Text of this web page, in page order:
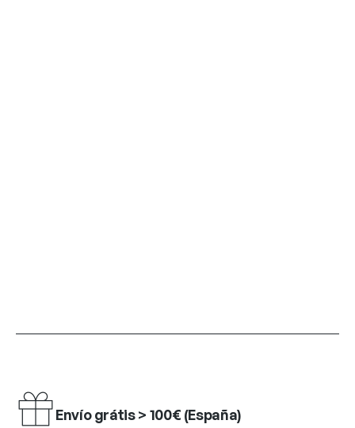
Envío grátis > 100€ (España)